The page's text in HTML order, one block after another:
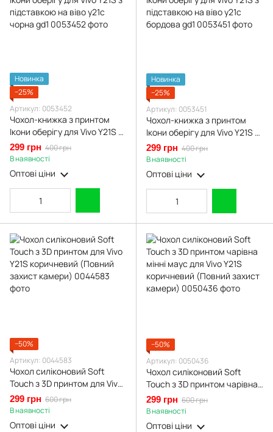
Новинка
−25%
Артикул: 0053452
Чохол-книжка з принтом
Ікони оберігу для Vivo Y21S з
підставкою на віво у21с
чорна gd1
299 грн 400 грн
В наявності
Оптові ціни
Новинка
−25%
Артикул: 0053451
Чохол-книжка з принтом
Ікони оберігу для Vivo Y21S з
підставкою на віво у21с
бордова gd1
299 грн 400 грн
В наявності
Оптові ціни
−50%
Артикул: 0044583
Чохол силіконовий Soft
Touch з 3D принтом для Vivo
Y21S коричневий (Повний
захист камери)
299 грн 600 грн
В наявності
Оптові ціни
−50%
Артикул: 0050436
Чохол силіконовий Soft
Touch з 3D принтом чарівна
мінні маус для Vivo Y21S
коричневий (Повний захист
камери)
299 грн 600 грн
В наявності
Оптові ціни